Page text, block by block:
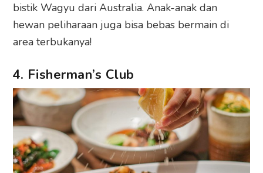
bistik Wagyu dari Australia. Anak-anak dan
hewan peliharaan juga bisa bebas bermain di
area terbukanya!
4. Fisherman’s Club